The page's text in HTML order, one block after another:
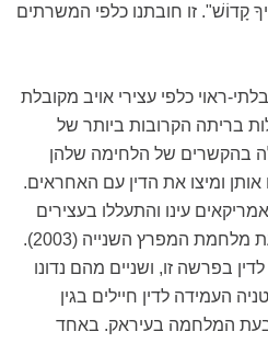
קָדוֹשׁ". זו חובתנו כלפי המשרתים
ראוי כלפי עצירי אויב מקובלת
בריתה הקרובות ביותר של
בהקשרים של הלחימה שלהן
אותן ומיצו את הדין עם האחראים.
עינו והתעללו בעצירים
עיראקיים בכלא אבו גרייב בעת מלחמת המפרץ השנייה (2003).
לדין בפרשה זו, ושניים מהם נדונו
העמידה לדין חיילים בגין
המלחמה בעיראק. באחד